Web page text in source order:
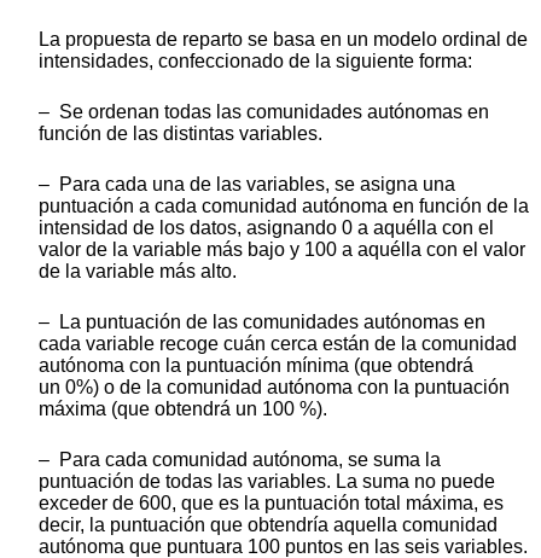
La propuesta de reparto se basa en un modelo ordinal de
intensidades, confeccionado de la siguiente forma:
– Se ordenan todas las comunidades autónomas en
función de las distintas variables.
– Para cada una de las variables, se asigna una
puntuación a cada comunidad autónoma en función de la
intensidad de los datos, asignando 0 a aquélla con el
valor de la variable más bajo y 100 a aquélla con el valor
de la variable más alto.
– La puntuación de las comunidades autónomas en
cada variable recoge cuán cerca están de la comunidad
autónoma con la puntuación mínima (que obtendrá
un 0%) o de la comunidad autónoma con la puntuación
máxima (que obtendrá un 100 %).
– Para cada comunidad autónoma, se suma la
puntuación de todas las variables. La suma no puede
exceder de 600, que es la puntuación total máxima, es
decir, la puntuación que obtendría aquella comunidad
autónoma que puntuara 100 puntos en las seis variables.